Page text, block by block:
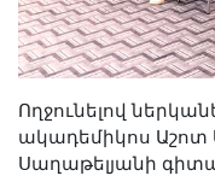
Երիտասարդ
ամբիոն
Կայքի քարտեզ
Ողջունելով
ակադեմիկոս Աշոտ
Սաղաթելյանի